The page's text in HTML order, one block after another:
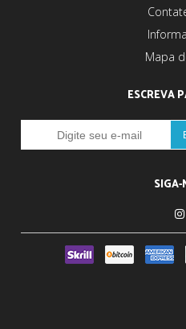
Mapa
ESCREVA
SIGA-